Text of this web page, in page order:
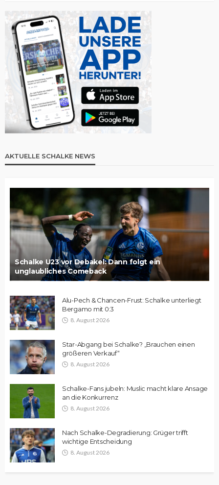
AKTUELLE SCHALKE NEWS
Schalke U23 vor Debakel: Dann folgt ein
unglaubliches Comeback
Alu-Pech & Chancen-Frust: Schalke unterliegt
Bergamo mit 0:3
8. August 2026
Star-Abgang bei Schalke? „Brauchen einen
größeren Verkauf“
8. August 2026
Schalke-Fans jubeln: Muslic macht klare Ansage
an die Konkurrenz
8. August 2026
Nach Schalke-Degradierung: Grüger trifft
wichtige Entscheidung
8. August 2026